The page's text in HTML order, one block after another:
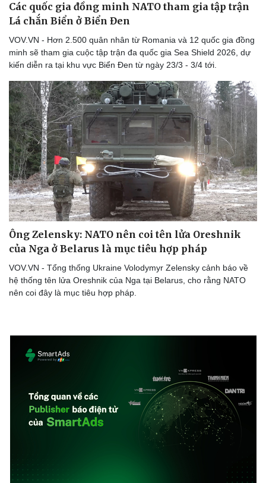
Các quốc gia đồng minh NATO tham gia tập trận
Lá chắn Biển ở Biển Đen
VOV.VN - Hơn 2.500 quân nhân từ Romania và 12 quốc gia đồng
minh sẽ tham gia cuộc tập trận đa quốc gia Sea Shield 2026, dự
kiến diễn ra tại khu vực Biển Đen từ ngày 23/3 - 3/4 tới.
Ông Zelensky: NATO nên coi tên lửa Oreshnik
của Nga ở Belarus là mục tiêu hợp pháp
VOV.VN - Tổng thống Ukraine Volodymyr Zelensky cảnh báo về
hệ thống tên lửa Oreshnik của Nga tại Belarus, cho rằng NATO
nên coi đây là mục tiêu hợp pháp.